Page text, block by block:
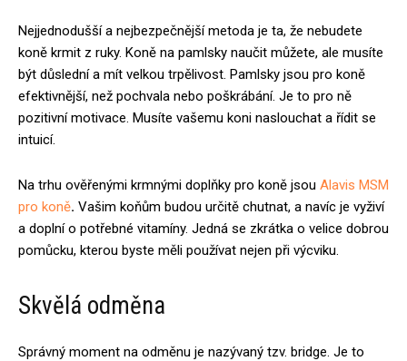
Nejjednodušší a nejbezpečnější metoda je ta, že nebudete
koně krmit z ruky. Koně na pamlsky naučit můžete, ale musíte
být důslední a mít velkou trpělivost. Pamlsky jsou pro koně
efektivnější, než pochvala nebo poškrábání. Je to pro ně
pozitivní motivace. Musíte vašemu koni naslouchat a řídit se
intuicí.
Na trhu ověřenými krmnými doplňky pro koně jsou Alavis MSM
pro koně. Vašim koňům budou určitě chutnat, a navíc je vyživí
a doplní o potřebné vitamíny. Jedná se zkrátka o velice dobrou
pomůcku, kterou byste měli používat nejen při výcviku.
Skvělá odměna
Správný moment na odměnu je nazývaný tzv. bridge. Je to